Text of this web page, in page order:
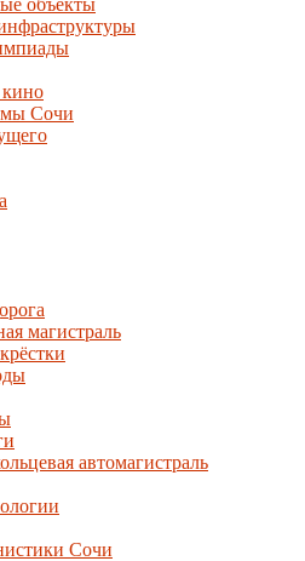
объекты
кино
Сочи
магистраль
автомагистраль
Сочи